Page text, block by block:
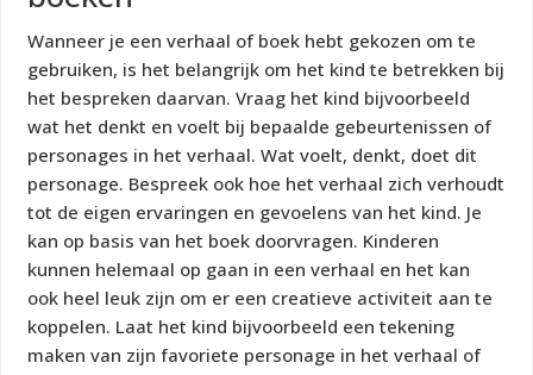
Wanneer je een verhaal of boek hebt gekozen om te
gebruiken, is het belangrijk om het kind te betrekken bij
het bespreken daarvan. Vraag het kind bijvoorbeeld
wat het denkt en voelt bij bepaalde gebeurtenissen of
personages in het verhaal. Wat voelt, denkt, doet dit
personage. Bespreek ook hoe het verhaal zich verhoudt
tot de eigen ervaringen en gevoelens van het kind. Je
kan op basis van het boek doorvragen. Kinderen
kunnen helemaal op gaan in een verhaal en het kan
ook heel leuk zijn om er een creatieve activiteit aan te
koppelen. Laat het kind bijvoorbeeld een tekening
maken van zijn favoriete personage in het verhaal of